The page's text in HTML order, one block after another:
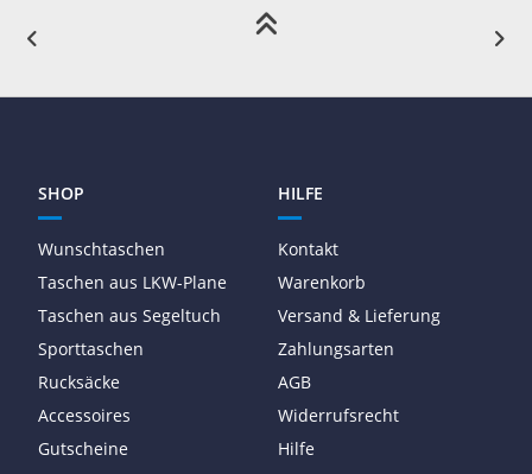
SHOP
Wunschtaschen
Taschen aus LKW-Plane
Taschen aus Segeltuch
Sporttaschen
Rucksäcke
Accessoires
Gutscheine
HILFE
Kontakt
Warenkorb
Versand & Lieferung
Zahlungsarten
AGB
Widerrufsrecht
Hilfe